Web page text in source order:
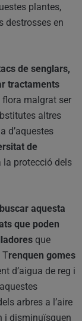
plantes,
destrosses en
de senglars,
tractaments
flora malgrat ser
altres
d’aquestes
de
la protecció dels
aquesta
que poden
que
Trenquen gomes
d’aigua de reg i
arbres a l’aire
i disminuïsquen